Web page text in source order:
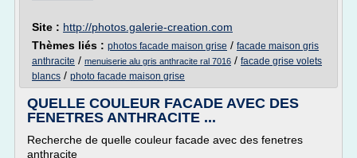
Site : http://photos.galerie-creation.com
Thèmes liés : photos facade maison grise / facade maison gris
anthracite / menuiserie alu gris anthracite ral 7016 / facade grise volets
blancs / photo facade maison grise
QUELLE COULEUR FACADE AVEC DES
FENETRES ANTHRACITE ...
Recherche de quelle couleur facade avec des fenetres
anthracite